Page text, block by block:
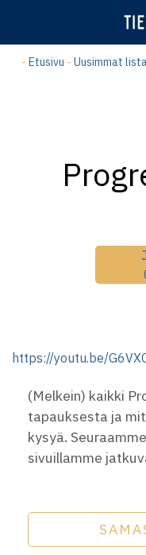
- Etusivu - Uusimmat
https://youtu.be/
(Melkein) kaikki
tapauksesta ja
kysyä.
sivuillamme